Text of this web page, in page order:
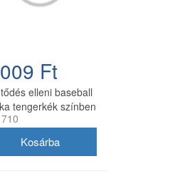
Ft
elleni baseball
tengerkék színben